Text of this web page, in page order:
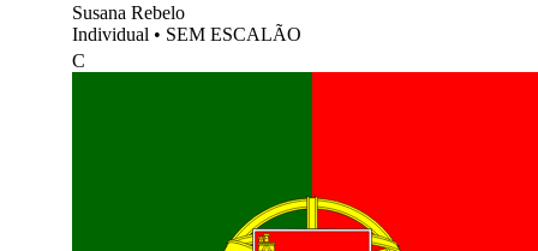
Susana Rebelo
Individual • SEM ESCALÃO
C